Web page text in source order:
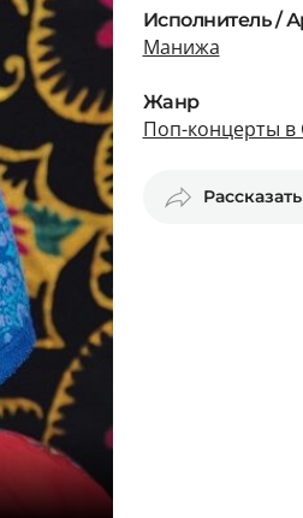
Исполнитель /
Манижа
Жанр
Поп-концерты в